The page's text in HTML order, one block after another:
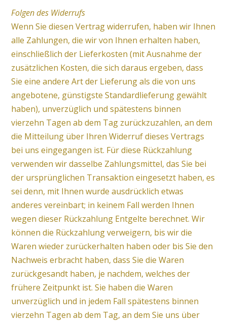
Folgen des Widerrufs
Wenn Sie diesen Vertrag widerrufen, haben wir Ihnen
alle Zahlungen, die wir von Ihnen erhalten haben,
einschließlich der Lieferkosten (mit Ausnahme der
zusätzlichen Kosten, die sich daraus ergeben, dass
Sie eine andere Art der Lieferung als die von uns
angebotene, günstigste Standardlieferung gewählt
haben), unverzüglich und spätestens binnen
vierzehn Tagen ab dem Tag zurückzuzahlen, an dem
die Mitteilung über Ihren Widerruf dieses Vertrags
bei uns eingegangen ist. Für diese Rückzahlung
verwenden wir dasselbe Zahlungsmittel, das Sie bei
der ursprünglichen Transaktion eingesetzt haben, es
sei denn, mit Ihnen wurde ausdrücklich etwas
anderes vereinbart; in keinem Fall werden Ihnen
wegen dieser Rückzahlung Entgelte berechnet. Wir
können die Rückzahlung verweigern, bis wir die
Waren wieder zurückerhalten haben oder bis Sie den
Nachweis erbracht haben, dass Sie die Waren
zurückgesandt haben, je nachdem, welches der
frühere Zeitpunkt ist. Sie haben die Waren
unverzüglich und in jedem Fall spätestens binnen
vierzehn Tagen ab dem Tag, an dem Sie uns über